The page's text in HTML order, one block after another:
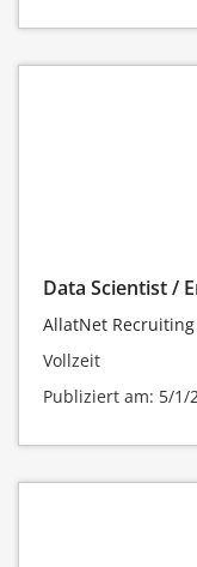
Data Scientist /
AllatNet Recruiting
Vollzeit
Publiziert am: 5/1/